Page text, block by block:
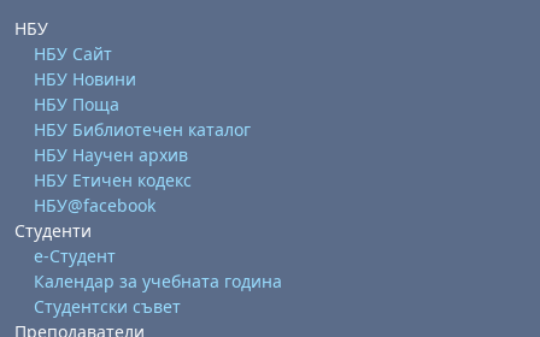
НБУ
НБУ Сайт
НБУ Новини
НБУ Поща
НБУ Библиотечен каталог
НБУ Научен архив
НБУ Етичен кодекс
НБУ@facebook
Студенти
е-Студент
Календар за учебната година
Студентски съвет
Преподаватели